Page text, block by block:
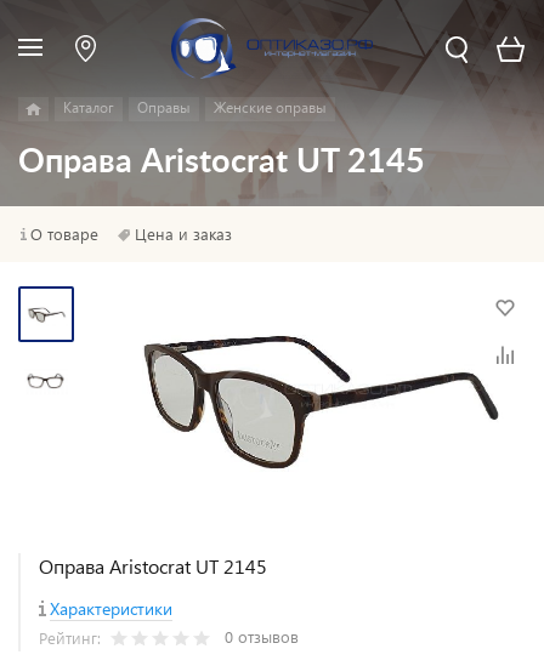
Каталог Оправы Женские оправы
Оправа Aristocrat UT 2145
О товаре Цена и заказ
Оправа Aristocrat UT 2145
Характеристики
Рейтинг: 0 отзывов